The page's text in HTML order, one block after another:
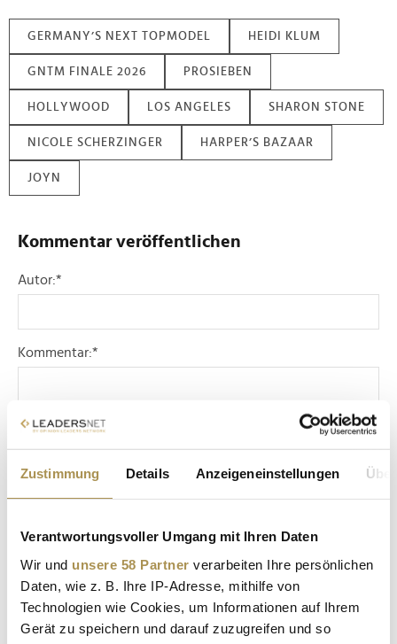
Zustimmung Details Anzeigeneinstellungen
Verantwortungsvoller Umgang mit Ihren Daten
Wir und unsere 58 Partner verarbeiten Ihre persönlichen
Daten, wie z. B. Ihre IP-Adresse, mithilfe von
Technologien wie Cookies, um Informationen auf Ihrem
Gerät zu speichern und darauf zuzugreifen und so
GERMANY’S NEXT TOPMODEL HEIDI KLUM
GNTM FINALE 2026 PROSIEBEN
HOLLYWOOD LOS ANGELES SHARON STONE
NICOLE SCHERZINGER HARPER’S BAZAAR
JOYN
Kommentar veröffentlichen
Autor:*
Kommentar:*